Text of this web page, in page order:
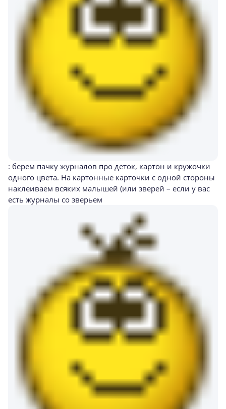
: берем пачку журналов про деток, картон и кружочки
одного цвета. На картонные карточки с одной стороны
наклеиваем всяких малышей (или зверей – если у вас
есть журналы со зверьем